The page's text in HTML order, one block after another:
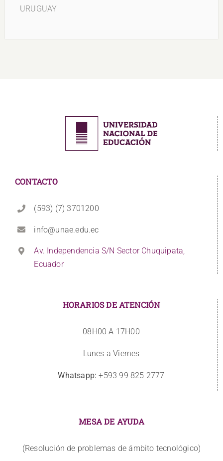
URUGUAY
CONTACTO
(593) (7) 3701200
info@unae.edu.ec
Av. Independencia S/N Sector Chuquipata,
Ecuador
HORARIOS DE ATENCIÓN
08H00 A 17H00
Lunes a Viernes
Whatsapp: +593 99 825 2777
MESA DE AYUDA
(Resolución de problemas de ámbito tecnológico)